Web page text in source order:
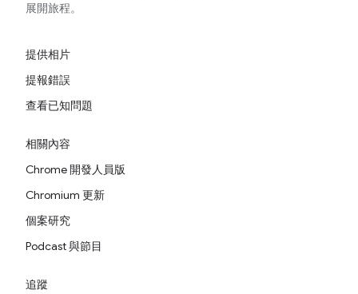
展開旅程。
提供相片
提報錯誤
查看已知問題
相關內容
Chrome 開發人員版
Chromium 更新
個案研究
Podcast 與節目
追蹤